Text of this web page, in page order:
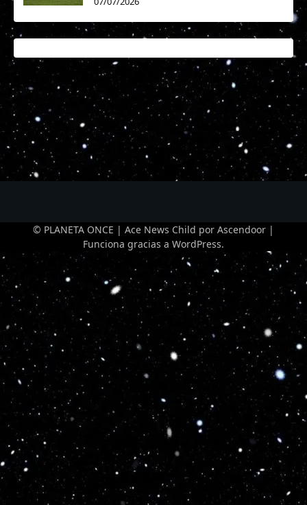
© PLANETA ONCE | Ace News Child por Ascendoor |
Funciona gracias a WordPress.
Optimized by Seraphinite Accelerator
Turns on site high speed to be attractive for people and search engines.